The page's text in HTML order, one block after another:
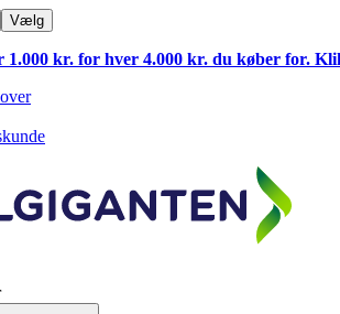
Vælg
kr. for hver 4.000 kr. du køber for.